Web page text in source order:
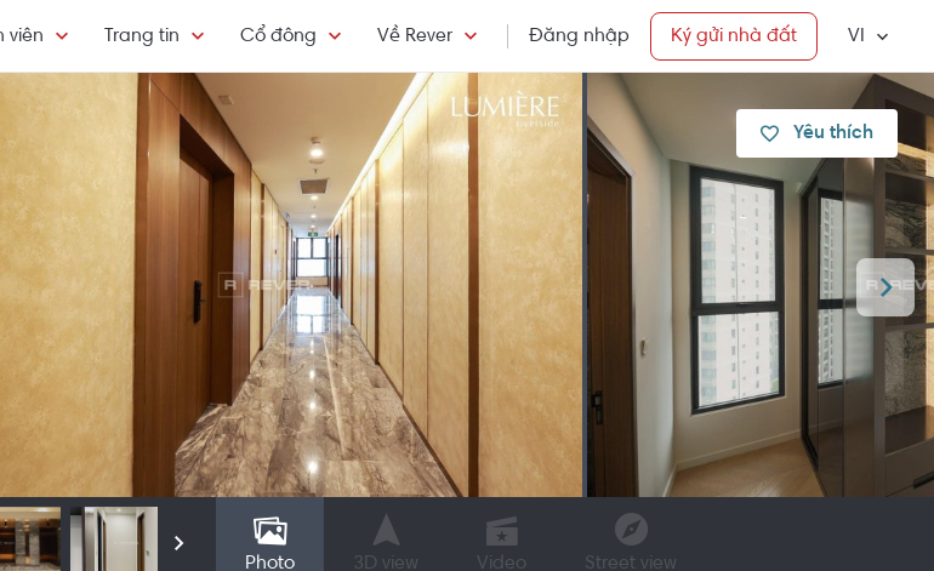
viên Trang tin Cổ đông Về Rever Đăng nhập Ký gửi nhà đất VI
Yêu thích
Photo 3D view Video Street view